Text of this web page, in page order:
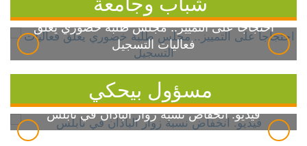
احتجاجاً على التمييز.. مجلس طلبة خضوري يعلق
فعاليات التسجيل
مسؤول بيحكي
فيديو: انخفاض نسبة زوار الباذان في نابلس